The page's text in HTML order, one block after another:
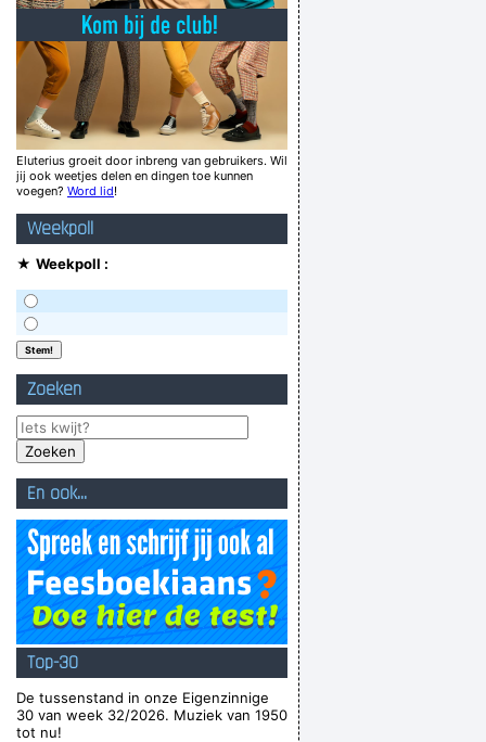
Hoeveel is het geworden tegen moaris ?
Sascha Fistel
have your shit or get off the pot!!!
de trog nog zo vol, het varken gooit het om
en stuur mij daar niet voor aub zeg
Alana Beatriz Aires de Santana Dias
Conserve energy: stay seated!
jij nog niet uitgerust? Heej ja heej ja hooow!
Verknoei je tijd op een nuttige manier!
Geej se lèllike voel hod!
Eluterius groeit door inbreng van gebruikers. Wil
jij ook weetjes delen en dingen toe kunnen
voegen? Word lid!
Weekpoll
★ Weekpoll :
Zoeken
En ook...
Top-30
De tussenstand in onze Eigenzinnige
30 van week 32/2026. Muziek van 1950
tot nu!